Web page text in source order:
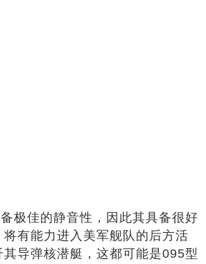
极佳的静音性，因此其具备很好
有能力进入美军舰队的后方活
导弹核潜艇，这都可能是095型